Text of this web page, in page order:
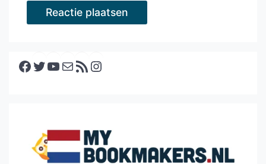
Facebook Twitter YouTube E-mail RSS feed